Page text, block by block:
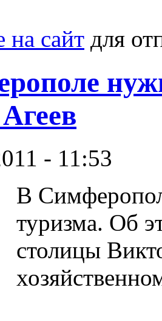
на сайт для
- 11:53
В
туризма. Об
столицы